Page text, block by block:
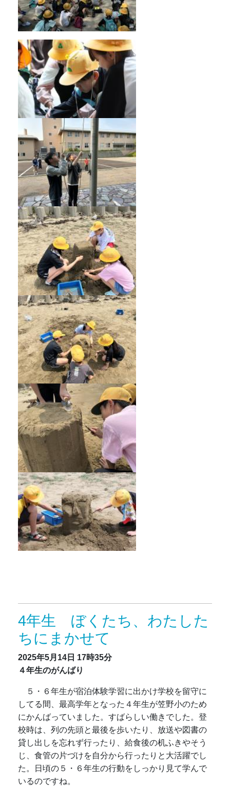
4年生 ぼくたち、わたした
ちにまかせて
2025年5月14日 17時35分
４年生のがんばり
５・６年生が宿泊体験学習に出かけ学校を留守に
してる間、最高学年となった４年生が笠野小のため
にかんばっていました。すばらしい働きでした。登
校時は、列の先頭と最後を歩いたり、放送や図書の
貸し出しを忘れず行ったり、給食後の机ふきやそう
じ、食管の片づけを自分から行ったりと大活躍でし
た。日頃の５・６年生の行動をしっかり見て学んで
いるのですね。